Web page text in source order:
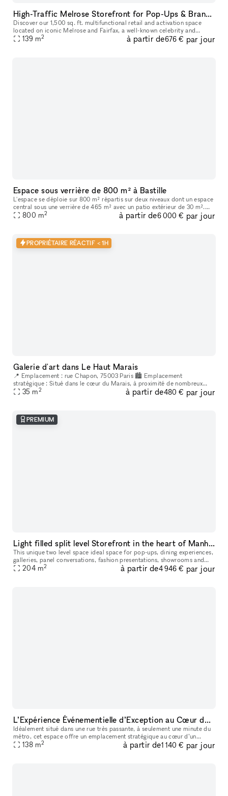
High-Traffic Melrose Storefront for Pop-Ups & Brand Activations
Discover our 1,500 sq. ft. multifunctional retail and activation space
located on iconic Melrose and Fairfax, a well-known celebrity and
cultural hotspot in Los Angeles. Surrounded by luxury brands
139 m2 à partir de676 € par jour
Espace sous verrière de 800 m² à Bastille
L'espace se déploie sur 800 m² répartis sur deux niveaux dont un espace
central sous une verrière de 465 m² avec un patio extérieur de 30 m².
Vous trouverez en pièce jointe une présentation détaillée
800 m2 à partir de6 000 € par jour
PROPRIÉTAIRE RÉACTIF < 1H
Galerie d'art dans Le Haut Marais
📍 Emplacement : rue Chapon, 75003 Paris 🏙 Emplacement
stratégique : Situé dans le cœur du Marais, à proximité de nombreux
lieux culturels et artistiques. Un espace créatif indépendant, situé au
35 m2 à partir de480 € par jour
PREMIUM
Light filled split level Storefront in the heart of Manhattan (with high ceilings and multiple rooms)
This unique two level space ideal space for pop-ups, dining experiences,
galleries, panel conversations, fashion presentations, showrooms and
more. With a total ceiling height of 26' the two story s
204 m2 à partir de4 946 € par jour
L’Expérience Événementielle d’Exception au Cœur de Bastille
Idéalement situé dans une rue très passante, à seulement une minute du
métro, cet espace offre un emplacement stratégique au cœur d’un
quartier dynamique et recherché. La boutique de 90 m² bénéficie
138 m2 à partir de1 140 € par jour